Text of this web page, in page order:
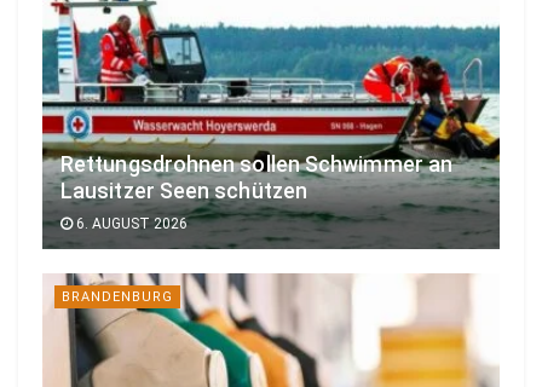
Rettungsdrohnen sollen Schwimmer an
Lausitzer Seen schützen
6. AUGUST 2026
BRANDENBURG